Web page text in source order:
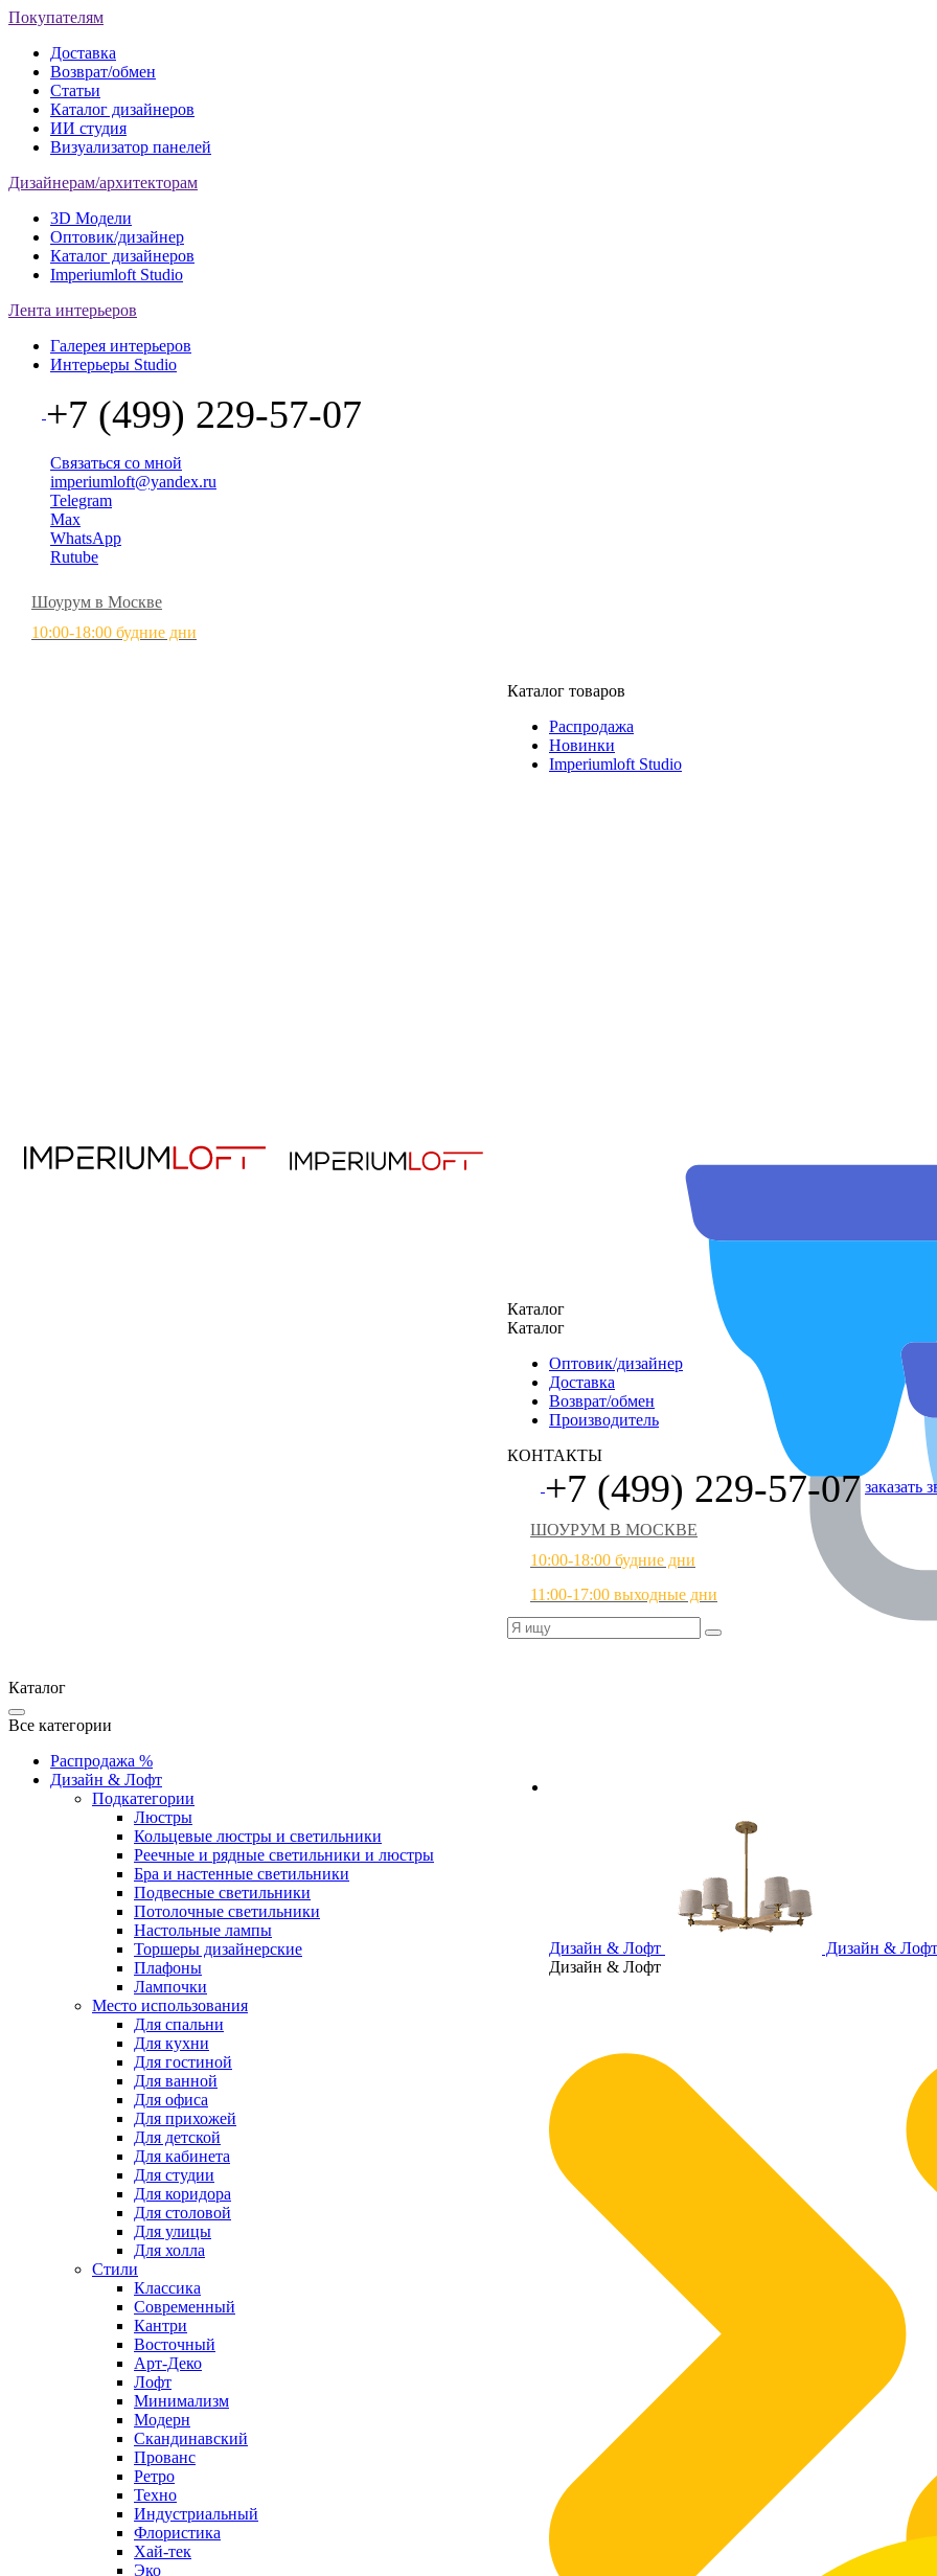
Покупателям
Доставка
Возврат/обмен
Статьи
Каталог дизайнеров
ИИ студия
Визуализатор панелей
Дизайнерам/архитекторам
3D Модели
Оптовик/дизайнер
Каталог дизайнеров
Imperiumloft Studio
Лента интерьеров
Галерея интерьеров
Интерьеры Studio
+7 (499) 229-57-07
Связаться со мной
imperiumloft@yandex.ru
Telegram
Max
WhatsApp
Rutube
Шоурум в Москве
10:00-18:00 будние дни
Каталог товаров
Распродажа
Новинки
Imperiumloft Studio
Дизайн & Лофт
Дизайн & Лофт
Дизайн & Лофт
Каталог
Каталог
Оптовик/дизайнер
Доставка
Возврат/обмен
Производитель
КОНТАКТЫ
+7 (499) 229-57-07 заказать
ШОУРУМ В МОСКВЕ
10:00-18:00 будние дни
11:00-17:00 выходные дни
Каталог
Все категории
Распродажа %
Дизайн & Лофт
Подкатегории
Люстры
Кольцевые люстры и светильники
Реечные и рядные светильники и люстры
Бра и настенные светильники
Подвесные светильники
Потолочные светильники
Настольные лампы
Торшеры дизайнерские
Плафоны
Лампочки
Место использования
Для спальни
Для кухни
Для гостиной
Для ванной
Для офиса
Для прихожей
Для детской
Для кабинета
Для студии
Для коридора
Для столовой
Для улицы
Для холла
Стили
Классика
Современный
Кантри
Восточный
Арт-Деко
Лофт
Минимализм
Модерн
Скандинавский
Прованс
Ретро
Техно
Индустриальный
Флористика
Хай-тек
Эко